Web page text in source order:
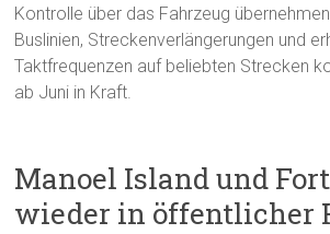
Kontrolle über das Fahrzeug
Buslinien, Streckenverlängerungen und
Taktfrequenzen auf beliebten Strecken
ab Juni in Kraft.
Manoel Island und
wieder in öffentlicher